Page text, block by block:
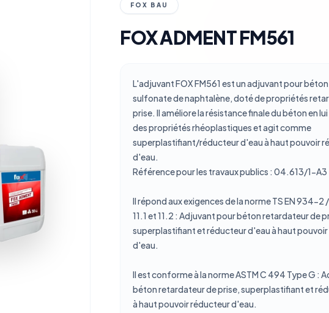
FOX BAU
FOX ADMENT FM561
L'adjuvant FOX FM561 est un adjuvant pour
sulfonate de naphtalène, doté de propriétés
prise. Il améliore la résistance finale du béton en
des propriétés rhéoplastiques et agit comme
superplastifiant/réducteur d'eau à haut pouvoir
d'eau.
Référence pour les travaux publics : 04.613/1-A3
Il répond aux exigences de la norme TS EN 934-2
11.1 et 11.2 : Adjuvant pour béton retardateur de
superplastifiant et réducteur d'eau à haut
d'eau.
Il est conforme à la norme ASTM C 494 Type G :
béton retardateur de prise, superplastifiant et
à haut pouvoir réducteur d'eau.